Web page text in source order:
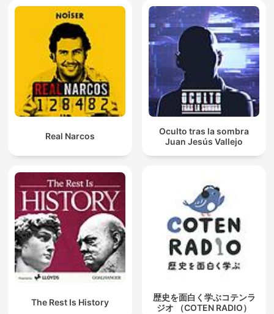
Real Narcos
Oculto tras la sombra
Juan Jesús Vallejo
The Rest Is History
歴史を面白く学ぶコテンラ
ジオ （COTEN RADIO）